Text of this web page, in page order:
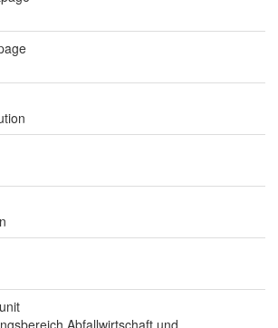
Abfallwirtschaft und